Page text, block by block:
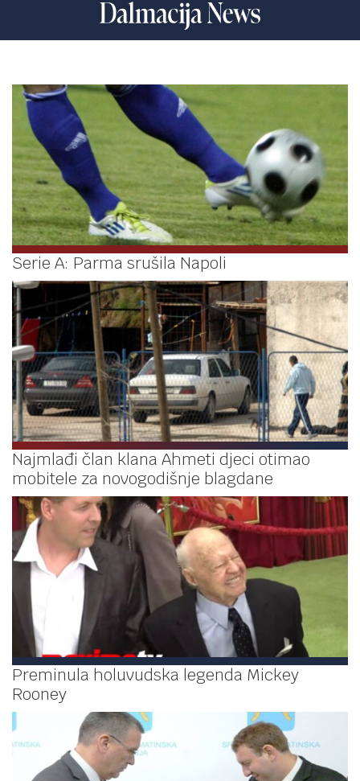
Serie A: Parma srušila Napoli
Najmlađi član klana Ahmeti djeci otimao
mobitele za novogodišnje blagdane
Preminula holuvudska legenda Mickey
Rooney